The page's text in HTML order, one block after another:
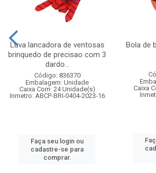
Luva lancadora de ventosas
brinquedo de precisao com 3
dardo...
Código: 836370
Embalagem: Unidade
Caixa Com: 24 Unidade(s)
Inmetro: ABCP-BRI-0404-2023-16
Faça seu login ou
cadastre-se para
comprar.
Bola de
Caixa